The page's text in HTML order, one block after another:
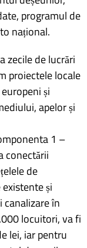
programul de
național.
zecile de lucrări
proiectele locale
și
apelor și
1 –
conectării
de
și
canalizare în
locuitori, va fi
lei, iar pentru